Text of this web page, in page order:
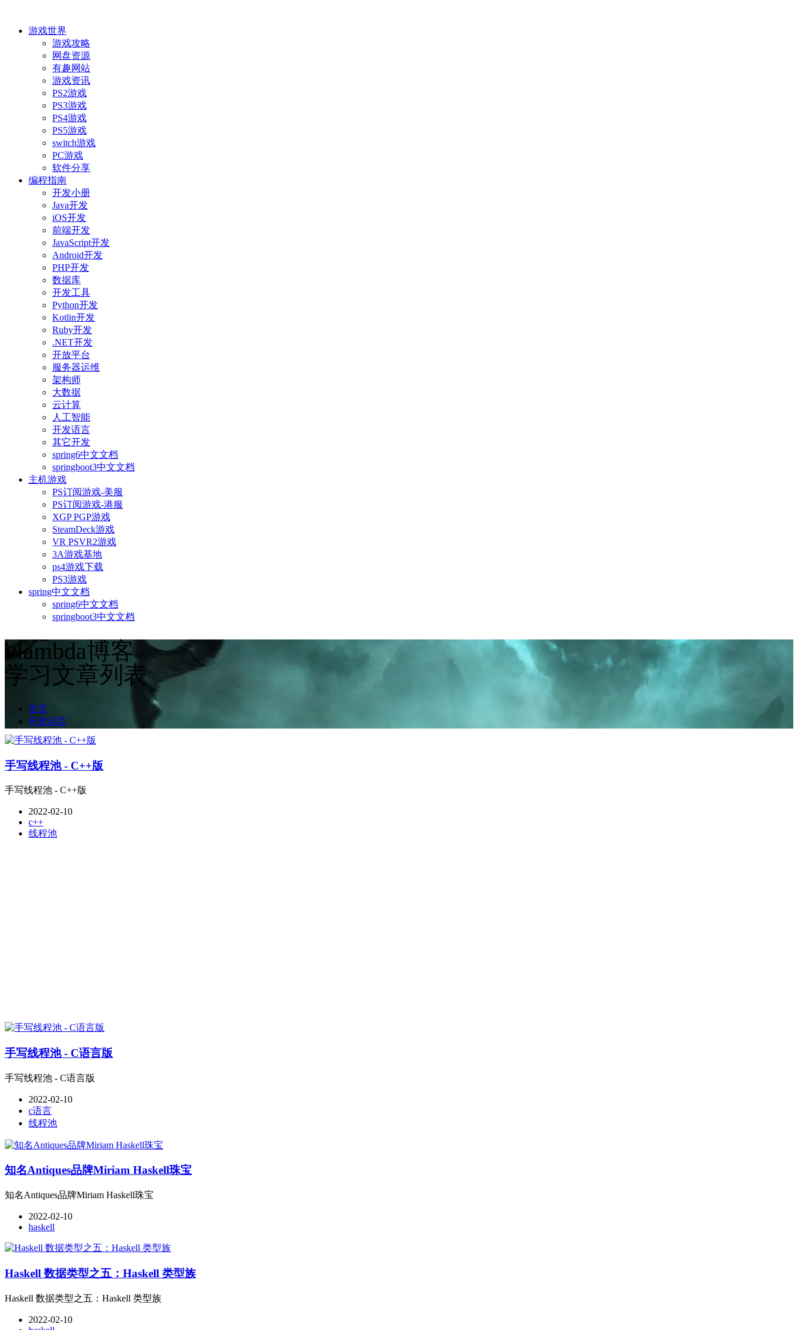
游戏世界
游戏攻略
网盘资源
有趣网站
游戏资讯
PS2游戏
PS3游戏
PS4游戏
PS5游戏
switch游戏
PC游戏
软件分享
编程指南
开发小册
Java开发
iOS开发
前端开发
JavaScript开发
Android开发
PHP开发
数据库
开发工具
Python开发
Kotlin开发
Ruby开发
.NET开发
开放平台
服务器运维
架构师
大数据
云计算
人工智能
开发语言
其它开发
spring6中文文档
springboot3中文文档
主机游戏
PS订阅游戏-美服
PS订阅游戏-港服
XGP PGP游戏
SteamDeck游戏
VR PSVR2游戏
3A游戏基地
ps4游戏下载
PS3游戏
spring中文文档
spring6中文文档
springboot3中文文档
vlambda博客
学习文章列表
首页
开发语言
手写线程池 - C++版
手写线程池 - C++版
2022-02-10
c++
线程池
手写线程池 - C语言版
手写线程池 - C语言版
2022-02-10
c语言
线程池
知名Antiques品牌Miriam Haskell珠宝
知名Antiques品牌Miriam Haskell珠宝
2022-02-10
haskell
Haskell 数据类型之五：Haskell 类型族
Haskell 数据类型之五：Haskell 类型族
2022-02-10